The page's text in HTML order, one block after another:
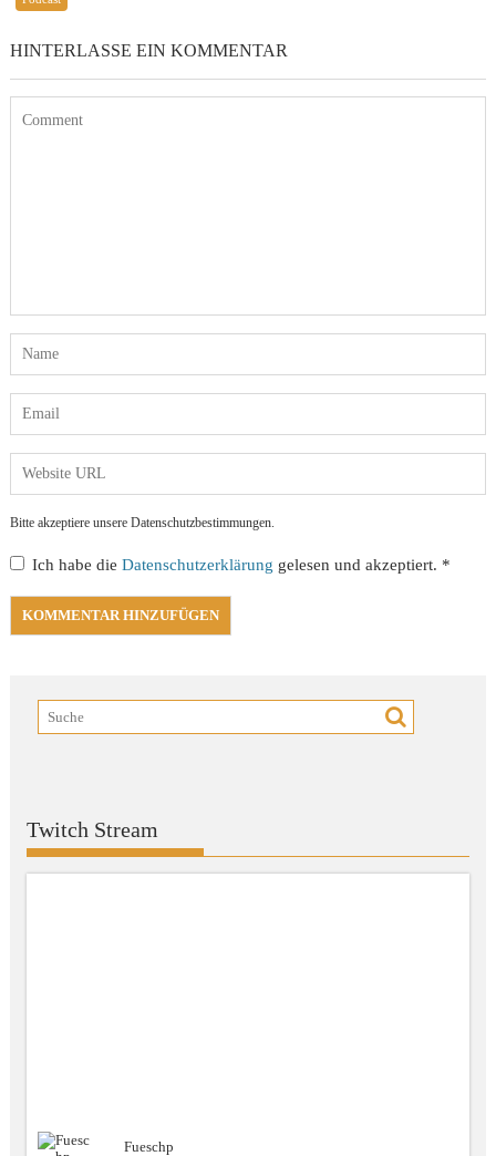
HINTERLASSE EIN KOMMENTAR
Bitte akzeptiere unsere Datenschutzbestimmungen.
Ich habe dieDatenschutzerklärung gelesen und akzeptiert. *
Twitch Stream
Fueschp